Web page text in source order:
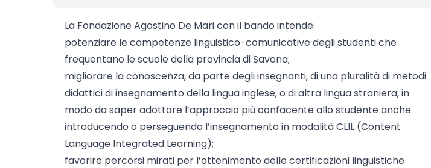
La Fondazione Agostino De Mari con il bando intende:
potenziare le competenze linguistico-comunicative degli studenti che
frequentano le scuole della provincia di Savona;
migliorare la conoscenza, da parte degli insegnanti, di una pluralità di metodi
didattici di insegnamento della lingua inglese, o di altra lingua straniera, in
modo da saper adottare l’approccio più confacente allo studente anche
introducendo o perseguendo l’insegnamento in modalità CLIL (Content
Language Integrated Learning);
favorire percorsi mirati per l’ottenimento delle certificazioni linguistiche